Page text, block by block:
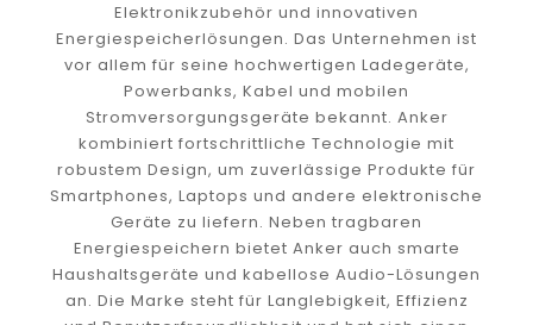
Elektronikzubehör und innovativen
Energiespeicherlösungen. Das Unternehmen ist
vor allem für seine hochwertigen Ladegeräte,
Powerbanks, Kabel und mobilen
Stromversorgungsgeräte bekannt. Anker
kombiniert fortschrittliche Technologie mit
robustem Design, um zuverlässige Produkte für
Smartphones, Laptops und andere elektronische
Geräte zu liefern. Neben tragbaren
Energiespeichern bietet Anker auch smarte
Haushaltsgeräte und kabellose Audio-Lösungen
an. Die Marke steht für Langlebigkeit, Effizienz